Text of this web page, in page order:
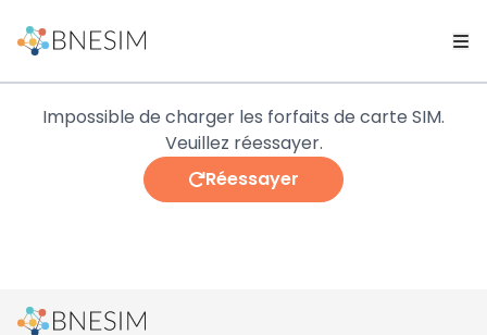
Impossible de charger les forfaits de carte SIM.
Veuillez réessayer.
Réessayer